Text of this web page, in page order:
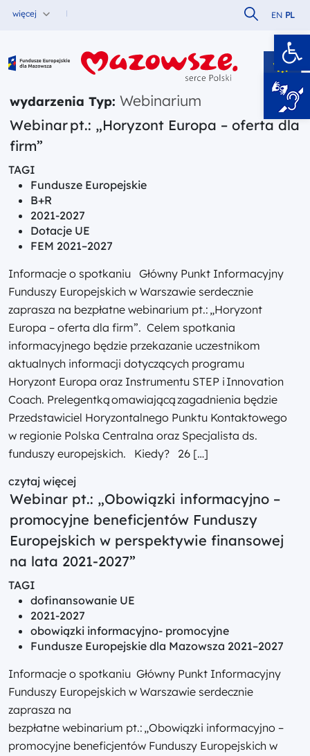
więcej Szukaj w
EN PL
Fundusze Europejskie dla Mazowsza
wydarzenia Typ: Webinarium
Webinar pt.: „Horyzont Europa – oferta dla
firm”
TAGI
Fundusze Europejskie
B+R
2021-2027
Dotacje UE
FEM 2021–2027
Informacje o spotkaniu Główny Punkt Informacyjny
Funduszy Europejskich w Warszawie serdecznie
zaprasza na bezpłatne webinarium pt.: „Horyzont
Europa – oferta dla firm”. Celem spotkania
informacyjnego będzie przekazanie uczestnikom
aktualnych informacji dotyczących programu
Horyzont Europa oraz Instrumentu STEP i Innovation
Coach. Prelegentką omawiającą zagadnienia będzie
Przedstawiciel Horyzontalnego Punktu Kontaktowego
w regionie Polska Centralna oraz Specjalista ds.
funduszy europejskich. Kiedy? 26 […]
czytaj więcej
Webinar pt.: „Obowiązki informacyjno –
promocyjne beneficjentów Funduszy
Europejskich w perspektywie finansowej
na lata 2021-2027”
TAGI
dofinansowanie UE
2021-2027
obowiązki informacyjno- promocyjne
Fundusze Europejskie dla Mazowsza 2021–2027
Informacje o spotkaniu Główny Punkt Informacyjny
Funduszy Europejskich w Warszawie serdecznie
zaprasza na
bezpłatne webinarium pt.: „Obowiązki informacyjno –
promocyjne beneficjentów Funduszy Europejskich w